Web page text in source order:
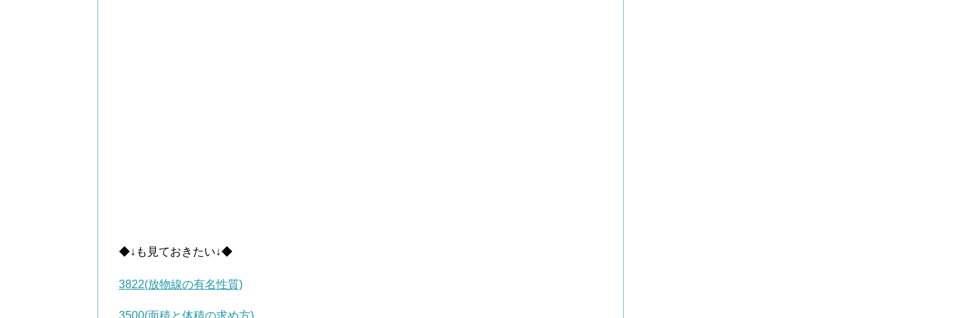
◆↓も見ておきたい↓◆
3822(放物線の有名性質)
3500(面積と体積の求め方)